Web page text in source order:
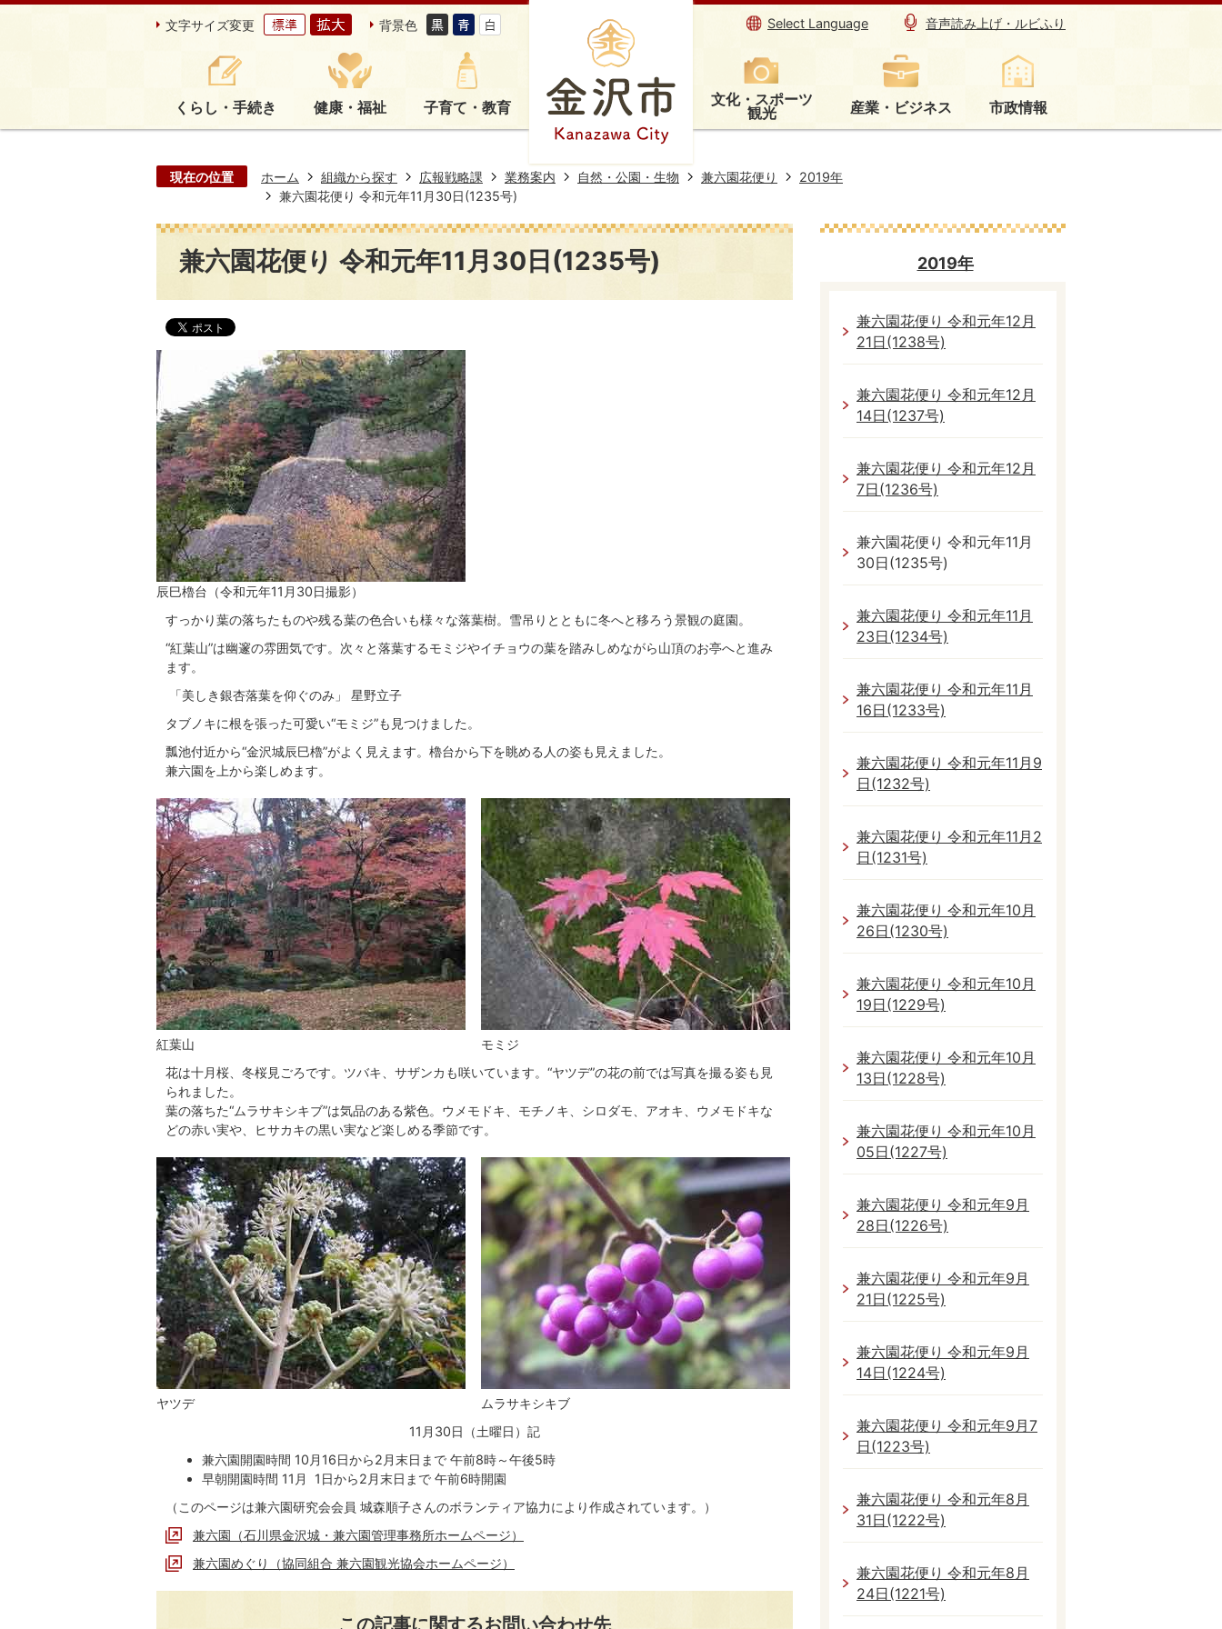
文字サイズ変更 背景色 Select Language 音声読み上げ・ルビふり
くらし・手続き 健康・福祉 子育て・教育 文化・スポーツ
観光 産業・ビジネス 市政情報
現在の位置 ホーム 組織から探す 広報戦略課 業務案内 自然・公園・生物 兼六園花便り
2019年
兼六園花便り 令和元年11月30日(1235号)
兼六園花便り 令和元年11月30日(1235号)
辰巳櫓台（令和元年11月30日撮影）
すっかり葉の落ちたものや残る葉の色合いも様々な落葉樹。雪吊りとともに冬へと移ろう景観の庭園。
“紅葉山”は幽邃の雰囲気です。次々と落葉するモミジやイチョウの葉を踏みしめながら山頂のお亭へと進み
ます。
「美しき銀杏落葉を仰ぐのみ」 星野立子
タブノキに根を張った可愛い“モミジ”も見つけました。
瓢池付近から“金沢城辰巳櫓”がよく見えます。櫓台から下を眺める人の姿も見えました。
兼六園を上から楽しめます。
紅葉山
モミジ
花は十月桜、冬桜見ごろです。ツバキ、サザンカも咲いています。“ヤツデ”の花の前では写真を撮る姿も見
られました。
葉の落ちた“ムラサキシキブ”は気品のある紫色。ウメモドキ、モチノキ、シロダモ、アオキ、ウメモドキな
どの赤い実や、ヒサカキの黒い実など楽しめる季節です。
ヤツデ
ムラサキシキブ
11月30日（土曜日）記
兼六園開園時間 10月16日から2月末日まで 午前8時～午後5時
早朝開園時間 11月 1日から2月末日まで 午前6時開園
（このページは兼六園研究会会員 城森順子さんのボランティア協力により作成されています。）
兼六園（石川県金沢城・兼六園管理事務所ホームページ）
兼六園めぐり（協同組合 兼六園観光協会ホームページ）
この記事に関するお問い合わせ先
2019年
兼六園花便り 令和元年12月
21日(1238号)
兼六園花便り 令和元年12月
14日(1237号)
兼六園花便り 令和元年12月
7日(1236号)
兼六園花便り 令和元年11月
30日(1235号)
兼六園花便り 令和元年11月
23日(1234号)
兼六園花便り 令和元年11月
16日(1233号)
兼六園花便り 令和元年11月9
日(1232号)
兼六園花便り 令和元年11月2
日(1231号)
兼六園花便り 令和元年10月
26日(1230号)
兼六園花便り 令和元年10月
19日(1229号)
兼六園花便り 令和元年10月
13日(1228号)
兼六園花便り 令和元年10月
05日(1227号)
兼六園花便り 令和元年9月
28日(1226号)
兼六園花便り 令和元年9月
21日(1225号)
兼六園花便り 令和元年9月
14日(1224号)
兼六園花便り 令和元年9月7
日(1223号)
兼六園花便り 令和元年8月
31日(1222号)
兼六園花便り 令和元年8月
24日(1221号)